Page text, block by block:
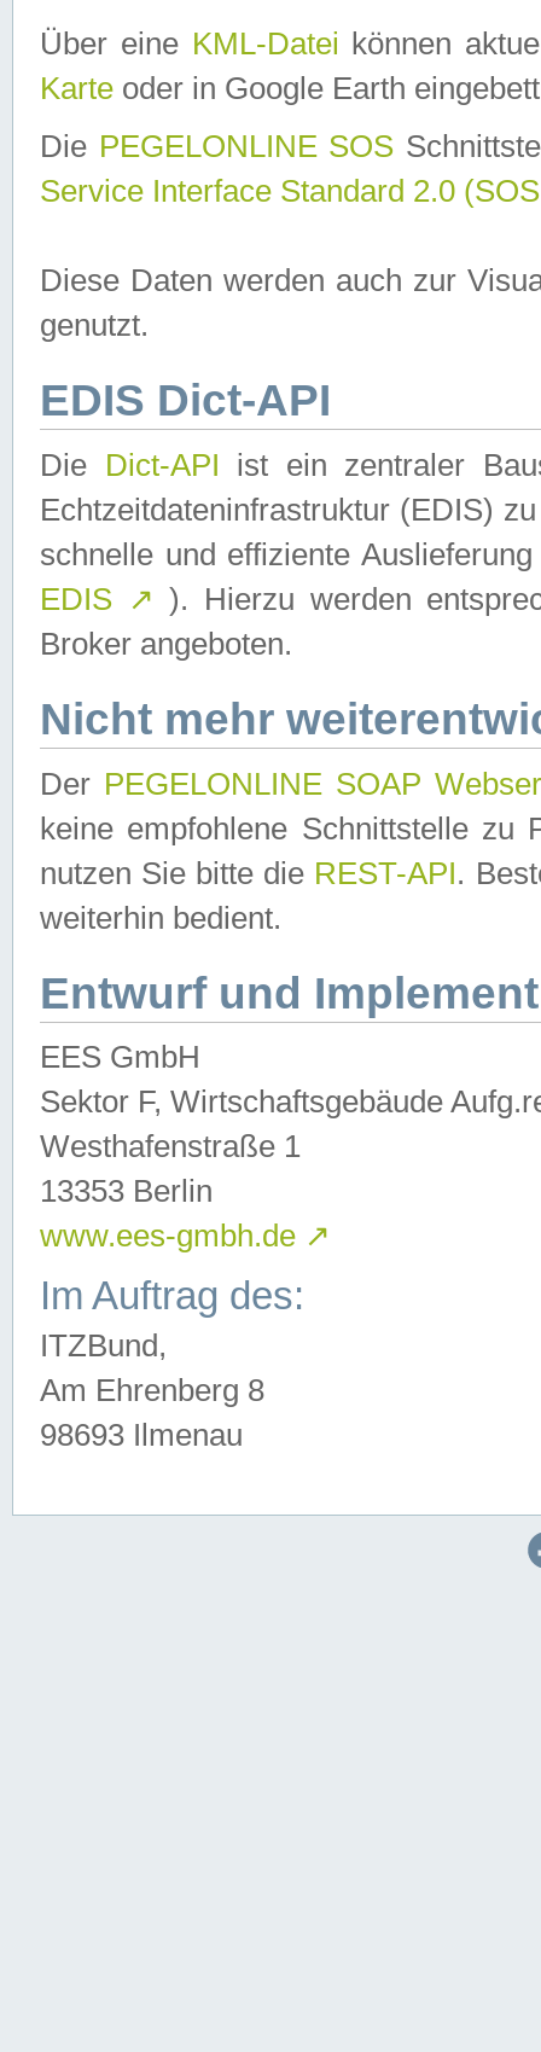
Über eine KML-Datei können
Karte oder in Google Earth
Die PEGELONLINE SOS
Service Interface Standard 2.0
Diese Daten werden auch zur
genutzt.
EDIS Dict-API
Die Dict-API ist ein zentraler
Echtzeitdateninfrastruktur (EDIS)
schnelle und effiziente
EDIS ↗ ). Hierzu werden
Broker angeboten.
Nicht mehr
Der PEGELONLINE SOAP
keine empfohlene Schnittstelle zu
nutzen Sie bitte die REST-API.
weiterhin bedient.
Entwurf und
EES GmbH
Sektor F, Wirtschaftsgebäude
Westhafenstraße 1
13353 Berlin
www.ees-gmbh.de ↗
Im Auftrag des:
ITZBund,
Am Ehrenberg 8
98693 Ilmenau